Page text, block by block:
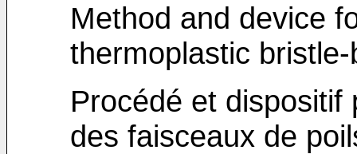
Method and device
thermoplastic
Procédé et
des faisceaux de